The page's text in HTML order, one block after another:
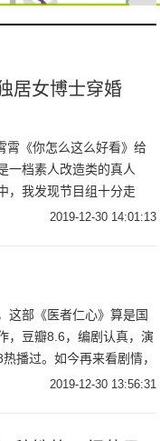
居女博士穿婚
霄《你怎么这么好看》给
一档素人改造类的真人
，我发现节目组十分走
貌上的改变，还包括个人
2019-12-30 14:01:13
这部《医者仁心》算是国
，豆瓣8.6，编剧认真，演
播过。如今再来看剧情，
分享些开心的话题，这部
2019-12-30 13:56:31